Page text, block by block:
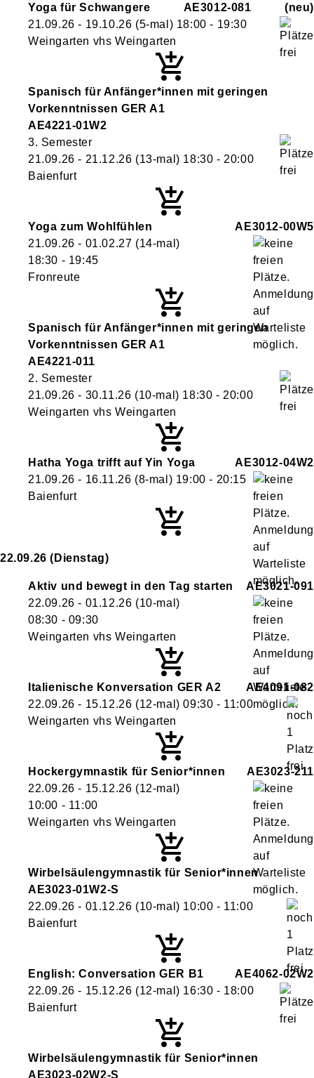
Yoga für Schwangere AE3012-081
neu
21.09.26 - 19.10.26 (5-mal) 18:00 - 19:30
Weingarten vhs Weingarten
Spanisch für Anfänger*innen mit geringen
Vorkenntnissen GER A1
AE4221-01W2
3. Semester
21.09.26 - 21.12.26 (13-mal) 18:30 - 20:00
Baienfurt
Yoga zum Wohlfühlen
AE3012-00W5
21.09.26 - 01.02.27 (14-mal)
18:30 - 19:45
Fronreute
Spanisch für Anfänger*innen mit geringen
Vorkenntnissen GER A1
AE4221-011
2. Semester
21.09.26 - 30.11.26 (10-mal) 18:30 - 20:00
Weingarten vhs Weingarten
Hatha Yoga trifft auf Yin Yoga
AE3012-04W2
21.09.26 - 16.11.26 (8-mal) 19:00 - 20:15
Baienfurt
22.09.26 (Dienstag)
Aktiv und bewegt in den Tag starten
AE3021-091
22.09.26 - 01.12.26 (10-mal)
08:30 - 09:30
Weingarten vhs Weingarten
Italienische Konversation GER A2
AE4091-082
22.09.26 - 15.12.26 (12-mal)09:30 - 11:00
Weingarten vhs Weingarten
Hockergymnastik für Senior*innen
AE3023-211
22.09.26 - 15.12.26 (12-mal)
10:00 - 11:00
Weingarten vhs Weingarten
Wirbelsäulengymnastik für Senior*innen
AE3023-01W2-S
22.09.26 - 01.12.26 (10-mal) 10:00 - 11:00
Baienfurt
English: Conversation GER B1
AE4062-02W2
22.09.26 - 15.12.26 (12-mal) 16:30 - 18:00
Baienfurt
Wirbelsäulengymnastik für Senior*innen
AE3023-02W2-S